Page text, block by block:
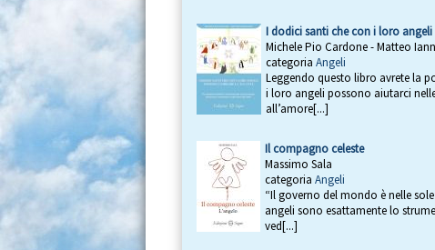
I dodici santi che con i loro
Michele Pio Cardone - Matteo
categoria Angeli
Leggendo questo libro avrete la
i loro angeli possono aiutarci
all’amore[...]
Il compagno celeste
Massimo Sala
categoria Angeli
“Il governo del mondo è nelle
angeli sono esattamente lo
ved[...]